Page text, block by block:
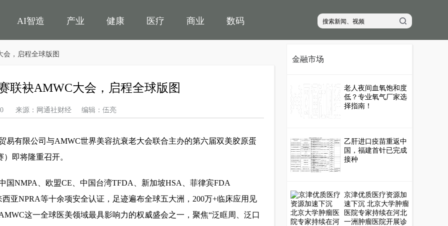
AI智造 产业 健康 医疗 商业 数码
，启程全球版图
联袂AMWC大会，启程全球版图
来源：网通社财经 编辑：伍亮
易有限公司与AMWC世界美容抗衰老大会联合主办的第六届双美胶原蛋
即将隆重召开。
国NMPA、欧盟CE、中国台湾TFDA、新加坡HSA、菲律宾FDA
西亚NPRA等十余项安全认证，足迹遍布全球五大洲，200万+临床应用见
这一全球医美领域最具影响力的权威盛会之一，聚焦“泛眶周、泛口
金融市场
老人夜间血氧饱和度
低？专业氧气厂家选
择指南！
乙肝进口疫苗重返中
国，福建首针已完成
接种
京津优质医疗资源加
速下沉 北京大学肿瘤
医院专家持续在河北
一洲肿瘤医院开展诊